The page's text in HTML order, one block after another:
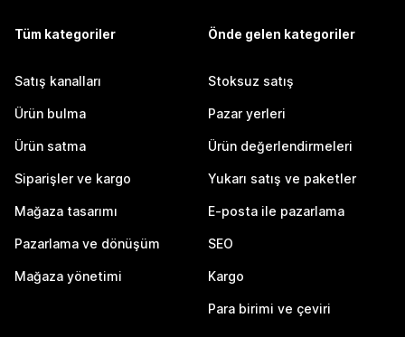
Tüm kategoriler
Satış kanalları
Ürün bulma
Ürün satma
Siparişler ve kargo
Mağaza tasarımı
Pazarlama ve dönüşüm
Mağaza yönetimi
Önde gelen kategoriler
Stoksuz satış
Pazar yerleri
Ürün değerlendirmeleri
Yukarı satış ve paketler
E-posta ile pazarlama
SEO
Kargo
Para birimi ve çeviri